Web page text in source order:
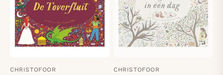
CHRISTOFOOR CHRISTOFOOR